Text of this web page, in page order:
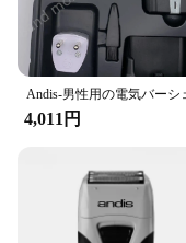
**Reliable and
In the world of
paramount. The
Electric Trimmer
can count on it
robust
guarantee
your toolkit. With
designed to
and hobbyists,
Makita's
4,011円